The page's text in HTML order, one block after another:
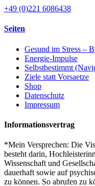
+49 (0)221 6086438
Seiten
Gesund im Stress –
Energie-Impulse
Selbstbestimmt
Ziele statt Vorsaetze
Shop
Datenschutz
Impressum
Informationsvertrag
*Mein Versprechen: Die
besteht darin,
Wissenschaft und
dauerhaft sowie auf
zu können. So abrufen zu